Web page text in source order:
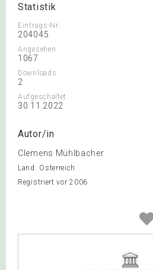
Statistik
Eintrags-Nr.
204045
Angesehen
1067
Downloads
2
Aufgeschaltet
30.11.2022
Autor/in
Clemens Mühlbacher
Land: Österreich
Registriert vor 2006